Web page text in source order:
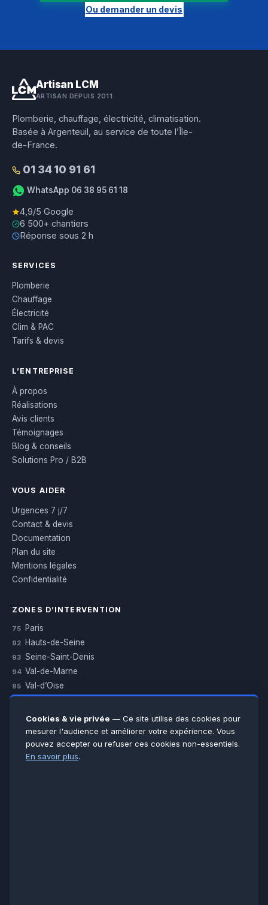
Ou demander un devis
Artisan LCM
ARTISAN DEPUIS 2011
Plomberie, chauffage, électricité, climatisation.
Basée à Argenteuil, au service de toute l’Île-
de-France.
01 34 10 91 61
WhatsApp 06 38 95 61 18
4,9/5 Google
6 500+ chantiers
Réponse sous 2 h
SERVICES
Plomberie
Chauffage
Électricité
Clim & PAC
Tarifs & devis
L’ENTREPRISE
À propos
Réalisations
Avis clients
Témoignages
Blog & conseils
Solutions Pro / B2B
VOUS AIDER
Urgences 7 j/7
Contact & devis
Documentation
Plan du site
Mentions légales
Confidentialité
ZONES D’INTERVENTION
75 Paris
92 Hauts-de-Seine
93 Seine-Saint-Denis
94 Val-de-Marne
95 Val-d’Oise
Essonne
Seine-et-Marne
Voir toutes les villes →
Cookies & vie privée — Ce site utilise des cookies pour
mesurer l'audience et améliorer votre expérience. Vous
pouvez accepter ou refuser ces cookies non-essentiels.
En savoir plus.